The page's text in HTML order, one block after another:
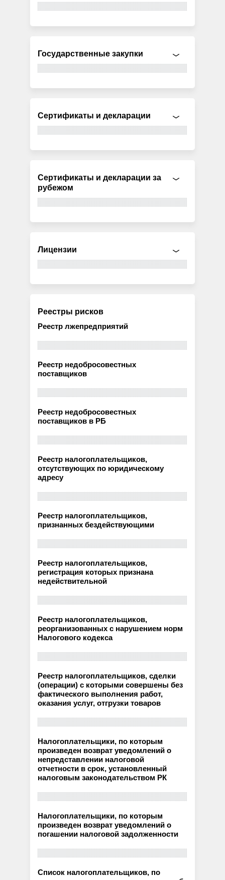
Государственные закупки
Сертификаты и декларации
Сертификаты и декларации за
рубежом
Лицензии
Реестры рисков
Реестр лжепредприятий
Реестр недобросовестных
поставщиков
Реестр недобросовестных
поставщиков в РБ
Реестр налогоплательщиков,
отсутствующих по юридическому
адресу
Реестр налогоплательщиков,
признанных бездействующими
Реестр налогоплательщиков,
регистрация которых признана
недействительной
Реестр налогоплательщиков,
реорганизованных с нарушением норм
Налогового кодекса
Реестр налогоплательщиков, сделки
(операции) с которыми совершены без
фактического выполнения работ,
оказания услуг, отгрузки товаров
Налогоплательщики, по которым
произведен возврат уведомлений о
непредставлении налоговой
отчетности в срок, установленный
налоговым законодательством РК
Налогоплательщики, по которым
произведен возврат уведомлений о
погашении налоговой задолженности
Список налогоплательщиков, по